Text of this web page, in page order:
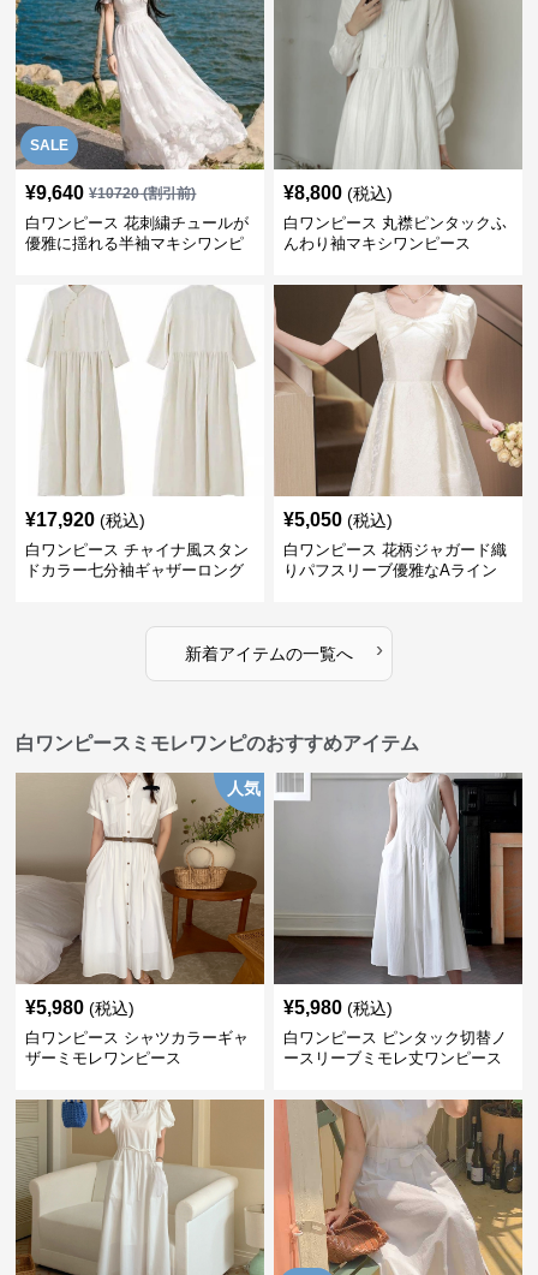
SALE
¥9,640 ¥10720(割引前)
白ワンピース 花刺繍チュールが
優雅に揺れる半袖マキシワンピ
¥8,800 (税込)
白ワンピース 丸襟ピンタックふ
んわり袖マキシワンピース
¥17,920 (税込)
白ワンピース チャイナ風スタン
ドカラー七分袖ギャザーロング
¥5,050 (税込)
白ワンピース 花柄ジャガード織
りパフスリーブ優雅なAライン
新着アイテムの一覧へ ›
白ワンピースミモレワンピのおすすめアイテム
人気
¥5,980 (税込)
白ワンピース シャツカラーギャ
ザーミモレワンピース
¥5,980 (税込)
白ワンピース ピンタック切替ノ
ースリーブミモレ丈ワンピース